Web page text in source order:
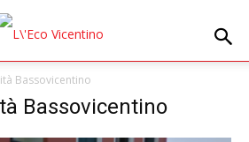
Bassovicentino
Bassovicentino